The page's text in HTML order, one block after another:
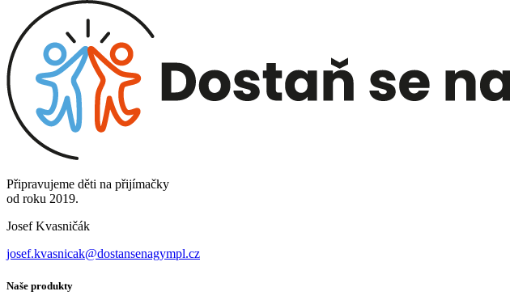
Připravujeme děti na přijímačky
od roku 2019.
Josef Kvasničák
josef.kvasnicak@dostansenagympl.cz
Naše produkty